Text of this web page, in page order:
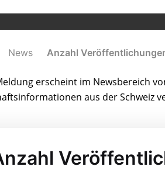
News Anzahl
erscheint im Newsbereich
aus der Schweiz